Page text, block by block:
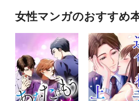
女性マンガのおすすめ